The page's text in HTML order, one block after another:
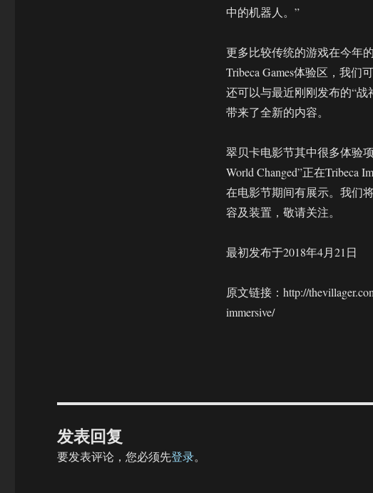
中的机器人。”
更多比较传统的游戏在今年
Tribeca Games体验区，我
还可以与最近刚刚发布的“
带来了全新的内容。
翠贝卡电影节其中很多体验项
World Changed”正在Tribeca
在电影节期间有展示。我们
容及装置，敬请关注。
最初发布于2018年4月21日
原文链接：http://
immersive/
发表回复
要发表评论，您必须先登录。